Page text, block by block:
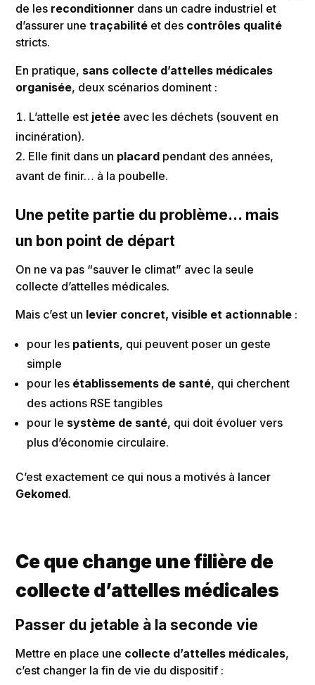
de les reconditionner dans un cadre industriel et
d’assurer unetraçabilité et des contrôles qualité
stricts.
En pratique, sans collecte d’attelles médicales
organisée, deux scénarios dominent :
L’attelle est jetée avec les déchets (souvent en
incinération).
Elle finit dans un placard pendant des années,
avant de finir… à la poubelle.
Une petite partie du problème… mais
un bon point de départ
On ne va pas “sauver le climat” avec la seule
collecte d’attelles médicales.
Mais c’est un levier concret, visible et actionnable :
pour les patients, qui peuvent poser un geste
simple
pour les établissements de santé, qui cherchent
des actions RSE tangibles
pour le système de santé, qui doit évoluer vers
plus d’économie circulaire.
C’est exactement ce qui nous a motivés à lancer
Gekomed.
Ce que change une filière de
collecte d’attelles médicales
Passer du jetable à la seconde vie
Mettre en place une collecte d’attelles médicales,
c’est changer la fin de vie du dispositif :